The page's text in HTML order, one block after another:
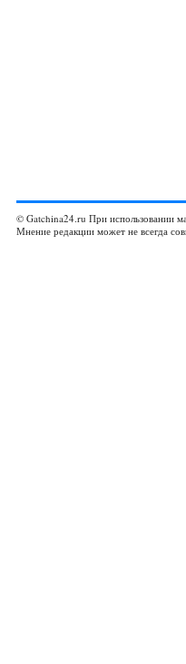
© Gatchina24.ru При использовании
Мнение редакции может не всегда